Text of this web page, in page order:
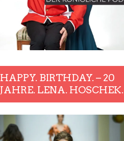
HAPPY. BIRTHDAY. – 20
JAHRE. LENA. HOSCHEK.